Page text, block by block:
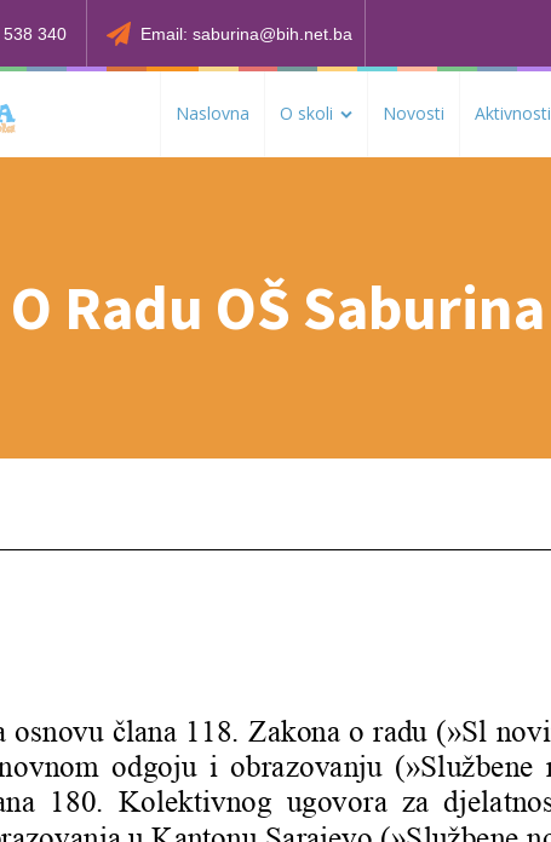
538 340 Email: saburina@bih.net.ba
Naslovna O skoli Novosti Aktivnosti
Radu OŠ Saburina